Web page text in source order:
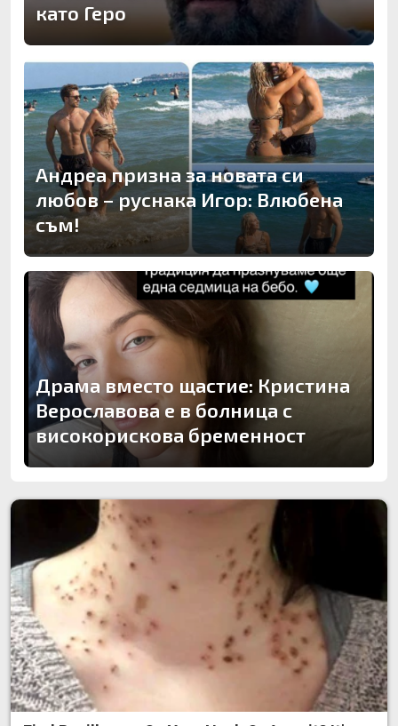
като Геро
Андреа призна за новата си
любов – руснака Игор: Влюбена
съм!
Драма вместо щастие: Кристина
Верославова е в болница с
високорискова бременност